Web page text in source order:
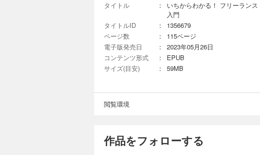
タイトル
：
いちからわかる！ フリーラン
入門
タイトルID
：
1356679
ページ数
：
115ページ
電子版発売日
：
2023年05月26日
コンテンツ形式
：
EPUB
サイズ(目安)
： 59MB
閲覧環境
作品をフォローする